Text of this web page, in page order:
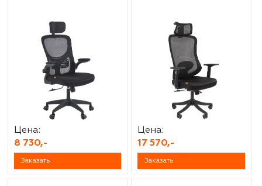
Цена:
8 730,-
Заказать
Цена:
17 570,-
Заказать